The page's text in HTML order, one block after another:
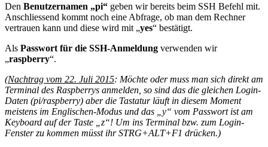
Den Benutzernamen „pi“ geben wir bereits beim SSH Befehl mit.
Anschliessend kommt noch eine Abfrage, ob man dem Rechner
vertrauen kann und diese wird mit „yes“ bestätigt.
Als Passwort für die SSH-Anmeldung verwenden wir
„raspberry“.
(Nachtrag vom 22. Juli 2015: Möchte oder muss man sich direkt am
Terminal des Raspberrys anmelden, so sind das die gleichen Login-
Daten (pi/raspberry) aber die Tastatur läuft in diesem Moment
meistens im Englischen-Modus und das „y“ vom Passwort ist am
Keyboard auf der Taste „z“! Um ins Terminal bzw. zum Login-
Fenster zu kommen müsst ihr STRG+ALT+F1 drücken.)